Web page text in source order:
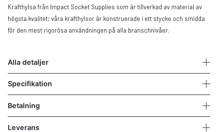
Krafthylsa från Impact Socket Supplies som är tillverkad av material av
högsta kvalitet; våra krafthylsor är konstruerade i ett stycke och smidda
för den mest rigorösa användningen på alla branschnivåer.
Alla detaljer
Specifikation
Betalning
Leverans